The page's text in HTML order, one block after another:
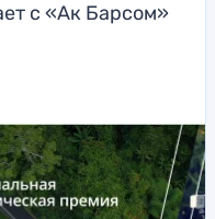
с «Ак Барсом»